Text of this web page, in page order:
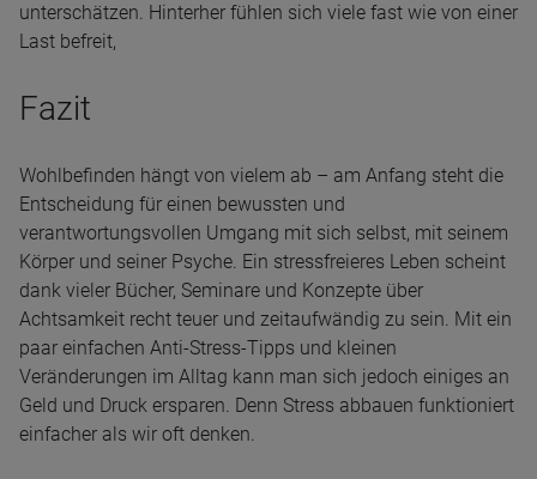
unterschätzen. Hinterher fühlen sich viele fast wie von einer
Last befreit,
Fazit
Wohlbefinden hängt von vielem ab – am Anfang steht die
Entscheidung für einen bewussten und
verantwortungsvollen Umgang mit sich selbst, mit seinem
Körper und seiner Psyche. Ein stressfreieres Leben scheint
dank vieler Bücher, Seminare und Konzepte über
Achtsamkeit recht teuer und zeitaufwändig zu sein. Mit ein
paar einfachen Anti-Stress-Tipps und kleinen
Veränderungen im Alltag kann man sich jedoch einiges an
Geld und Druck ersparen. Denn Stress abbauen funktioniert
einfacher als wir oft denken.